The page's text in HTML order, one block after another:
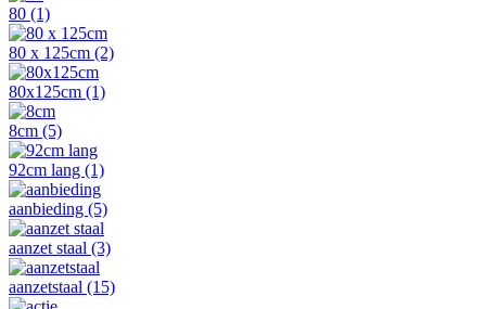
80 (1)
80 x 125cm (2)
80x125cm (1)
8cm (5)
92cm lang (1)
aanbieding (5)
aanzet staal (3)
aanzetstaal (15)